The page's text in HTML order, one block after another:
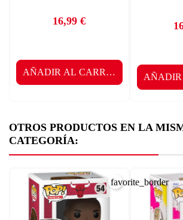
Precio
16,99 €
AÑADIR AL CARRITO AÑADIR
OTROS PRODUCTOS EN LA
CATEGORÍA:
favorite_border